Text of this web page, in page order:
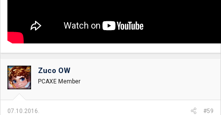
Zuco OW
PCAXE Member
07.10.2016. #59